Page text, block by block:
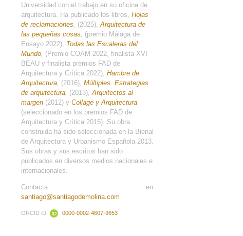
Universidad con el trabajo en su oficina de
arquitectura. Ha publicado los libros,Hojas
de reclamaciones
(2025),Arquitectura de
las pequeñas cosas
(premio Málaga de
Ensayo 2022), Todas las Escaleras del
Mundo (Premio COAM 2022, finalista XVI
BEAU y finalista premios FAD de
Arquitectura y Crítica 2022),Hambre de
Arquitectura (2016),Múltiples. Estrategias
de arquitectura (2013),Arquitectos al
margen (2012) yCollage y Arquitectura
(seleccionado en los premios FAD de
Arquitectura y Crítica 2015). Su obra
construida ha sido seleccionada en la Bienal
de Arquitectura y Urbanismo Española 2013.
Sus obras y sus escritos han sido
publicados en diversos medios nacionales e
internacionales.
Contacta en:
santiago@santiagodemolina.com
ORCID iD: 0000-0002-4607-9653